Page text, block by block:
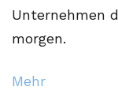
Unternehmen
morgen.
Mehr